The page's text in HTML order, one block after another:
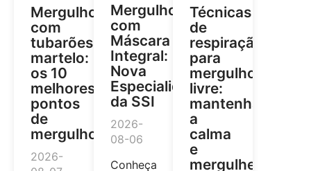
Mergulho
com
tubarões-
martelo:
os 10
melhores
pontos
de
mergulho
2026-
Mergulho
com
Máscara
Integral:
Nova
Especialidade
da SSI
2026-
08-06
Conheça
Técnicas
de
respiração
para
mergulho
livre:
mantenha
a
calma
e
mergulhe